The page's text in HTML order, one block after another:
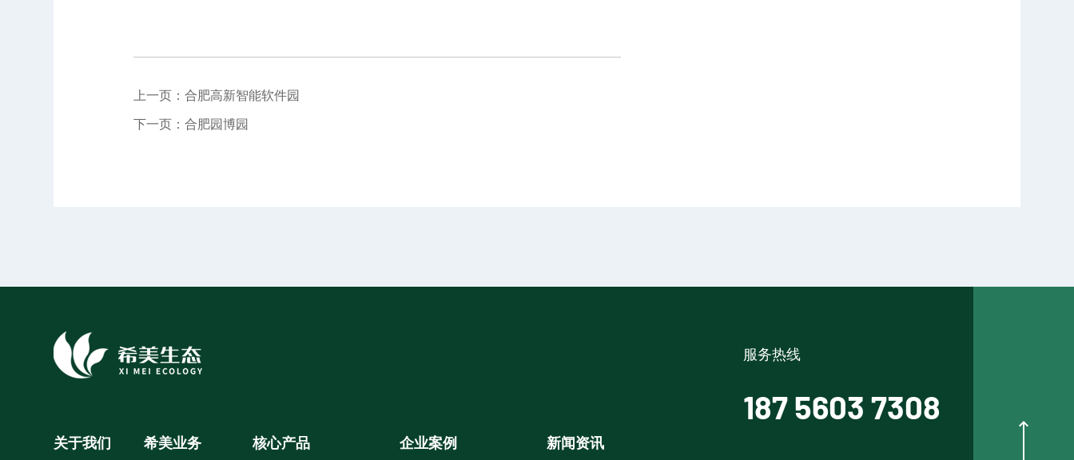
上一页：合肥高新智能软件园
下一页：合肥园博园
关于我们 希美业务 核心产品 企业案例 新闻资讯
服务热线
187 5603 7308